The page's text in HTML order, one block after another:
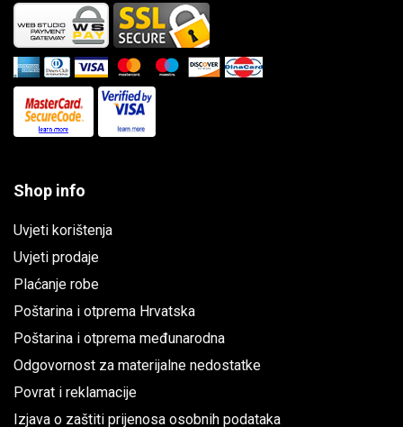
Shop info
Uvjeti korištenja
Uvjeti prodaje
Plaćanje robe
Poštarina i otprema Hrvatska
Poštarina i otprema međunarodna
Odgovornost za materijalne nedostatke
Povrat i reklamacije
Izjava o zaštiti prijenosa osobnih podataka